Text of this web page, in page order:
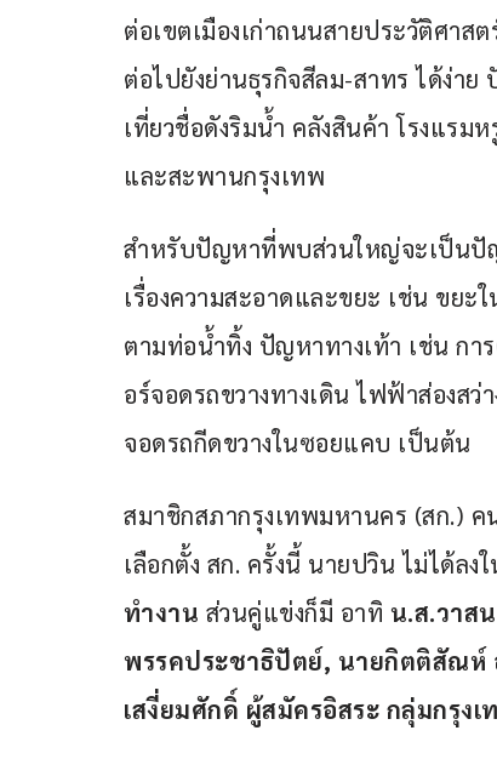
ต่อเขตเมืองเก่าถนนสายประวัติศาส
ต่อไปยังย่านธุรกิจสีลม-สาทร ได้ง่า
เที่ยวชื่อดังริมน้ำ คลังสินค้า โรงแร
และสะพานกรุงเทพ
สำหรับปัญหาที่พบส่วนใหญ่จะเป็น
เรื่องความสะอาดและขยะ เช่น ขย
ตามท่อน้ำทิ้ง ปัญหาทางเท้า เช่น กา
อร์จอดรถขวางทางเดิน ไฟฟ้าส่องส
จอดรถกีดขวางในซอยแคบ เป็นต้น
สมาชิกสภากรุงเทพมหานคร (สก.) ค
เลือกตั้ง สก. ครั้งนี้ นายปวิน ไม่ได้ล
ทำงาน ส่วนคู่แข่งก็มี อาทิ น.ส.วาส
พรรคประชาธิปัตย์, นายกิตติสัณห์
เสงี่ยมศักดิ์ ผู้สมัครอิสระ กลุ่มกรุง